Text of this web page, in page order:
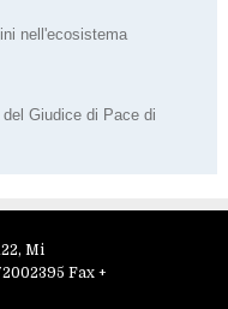
nell'ecosistema
Giudice di Pace di
, Mi
Fax +